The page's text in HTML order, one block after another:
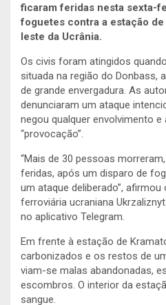
ficaram feridas nesta sexta-
foguetes contra a estação
leste da Ucrânia.
Os civis foram atingidos
situada na região do Donbass,
de grande envergadura. As
denunciaram um ataque
negou qualquer envolvimento e
“provocação”.
“Mais de 30 pessoas
feridas, após um disparo de
um ataque deliberado”,
ferroviária ucraniana
no aplicativo Telegram.
Em frente à estação de
carbonizados e os restos de
viam-se malas abandonadas,
escombros. O interior da
sangue.